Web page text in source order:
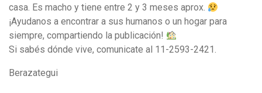
casa. Es macho y tiene entre 2 y 3 meses aprox.
¡Ayudanos a encontrar a sus humanos o un hogar para
siempre, compartiendo la publicación!
Si sabés dónde vive, comunicate al 11-2593-2421.
Berazategui